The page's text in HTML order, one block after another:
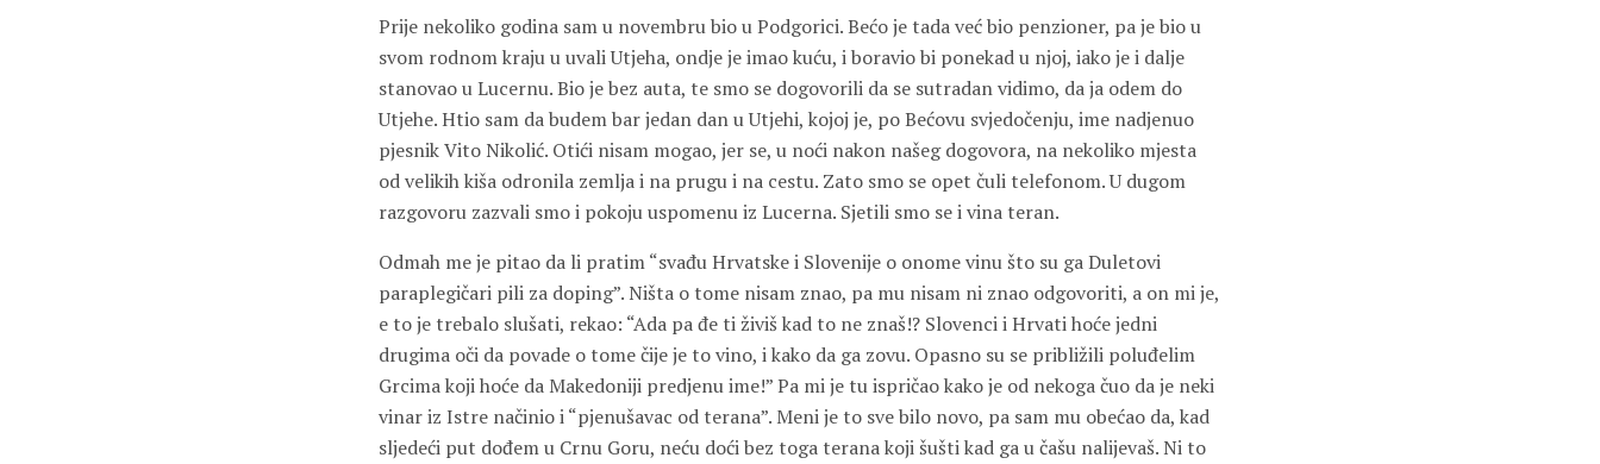
Prije nekoliko godina sam u novembru bio u Podgorici. Bećo je tada već bio penzioner, pa je bio u
svom rodnom kraju u uvali Utjeha, ondje je imao kuću, i boravio bi ponekad u njoj, iako je i dalje
stanovao u Lucernu. Bio je bez auta, te smo se dogovorili da se sutradan vidimo, da ja odem do
Utjehe. Htio sam da budem bar jedan dan u Utjehi, kojoj je, po Bećovu svjedočenju, ime nadjenuo
pjesnik Vito Nikolić. Otići nisam mogao, jer se, u noći nakon našeg dogovora, na nekoliko mjesta
od velikih kiša odronila zemlja i na prugu i na cestu. Zato smo se opet čuli telefonom. U dugom
razgovoru zazvali smo i pokoju uspomenu iz Lucerna. Sjetili smo se i vina teran.
Odmah me je pitao da li pratim “svađu Hrvatske i Slovenije o onome vinu što su ga Duletovi
paraplegičari pili za doping”. Ništa o tome nisam znao, pa mu nisam ni znao odgovoriti, a on mi je,
e to je trebalo slušati, rekao: “Ada pa đe ti živiš kad to ne znaš!? Slovenci i Hrvati hoće jedni
drugima oči da povade o tome čije je to vino, i kako da ga zovu. Opasno su se približili poluđelim
Grcima koji hoće da Makedoniji predjenu ime!” Pa mi je tu ispričao kako je od nekoga čuo da je neki
vinar iz Istre načinio i “pjenušavac od terana”. Meni je to sve bilo novo, pa sam mu obećao da, kad
sljedeći put dođem u Crnu Goru, neću doći bez toga terana koji šušti kad ga u čašu nalijevaš. Ni to